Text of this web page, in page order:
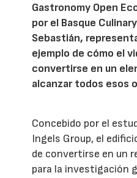
Gastronomy Open
por el Basque
Sebastián,
ejemplo de cómo el
convertirse en un
alcanzar todos esos
Concebido por el
Ingels Group, el
de convertirse en un
para la investigación